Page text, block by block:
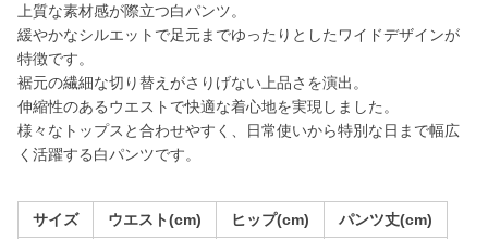
上質な素材感が際立つ白パンツ。
緩やかなシルエットで足元までゆったりとしたワイドデザインが
特徴です。
裾元の繊細な切り替えがさりげない上品さを演出。
伸縮性のあるウエストで快適な着心地を実現しました。
様々なトップスと合わせやすく、日常使いから特別な日まで幅広
く活躍する白パンツです。
サイズ ウエスト(cm) ヒップ(cm) パンツ丈(cm)